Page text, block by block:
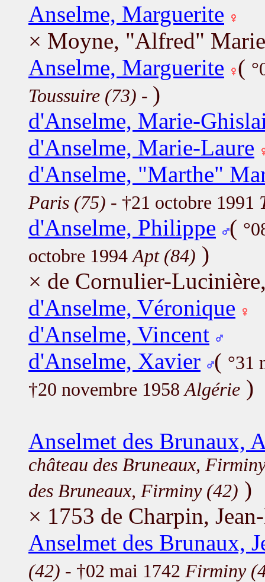
Anselme, Marguerite
× Moyne, "Alfred"
Anselme, Marguerite (
Toussuire (73) - )
d'Anselme, Marie-
d'Anselme, Marie-Laure
d'Anselme, "Marthe"
Paris (75) - †21 octobre 1991
d'Anselme, Philippe (
octobre 1994 Apt (84) )
× de Cornulier-
d'Anselme, Véronique
d'Anselme, Vincent
d'Anselme, Xavier ( °31
†20 novembre 1958 Algérie )
Anselmet des Brunaux,
château des Bruneaux,
des Bruneaux, Firminy (42) )
× 1753 de Charpin,
Anselmet des Brunaux,
(42) - †02 mai 1742 Firminy